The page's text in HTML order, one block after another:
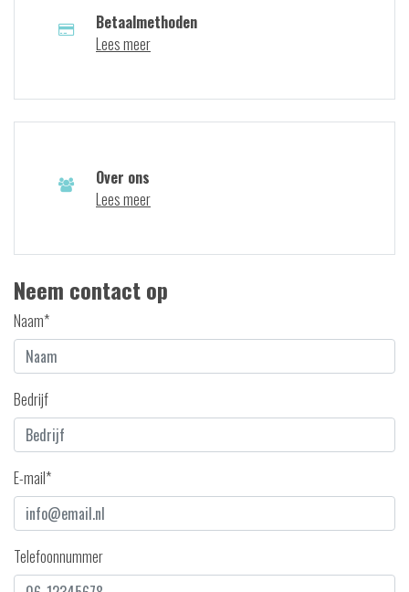
Betaalmethoden
Lees meer
Over ons
Lees meer
Neem contact op
Naam*
Bedrijf
E-mail*
Telefoonnummer